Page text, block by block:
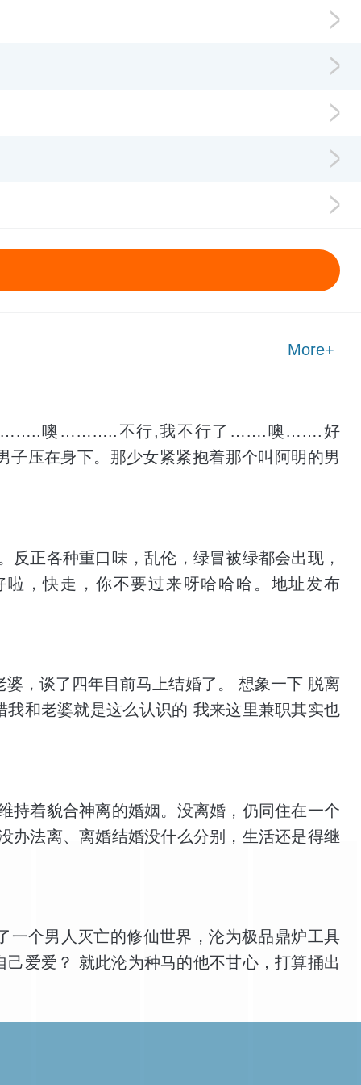
More+
噢………..不行,我不行了…….噢…….好
压在身下。那少女紧紧抱着那个叫阿明的男
正各种重口味，乱伦，绿冒被绿都会出现，
，快走，你不要过来呀哈哈哈。地址发布
，谈了四年目前马上结婚了。 想象一下 脱离
和老婆就是这么认识的 我来这里兼职其实也
持着貌合神离的婚姻。没离婚，仍同住在一个
办法离、离婚结婚没什么分别，生活还是得继
一个男人灭亡的修仙世界，沦为极品鼎炉工具
爱爱？ 就此沦为种马的他不甘心，打算捅出